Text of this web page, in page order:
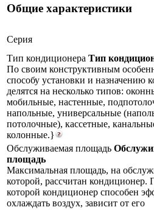
Общие характеристики
Серия
Тип кондиционера Тип
По своим конструктивным
способу установки и назначению
делятся на несколько типов:
мобильные, настенные,
напольные, универсальные
потолочные), кассетные,
колонные.}
Обслуживаемая площадь
площадь
Максимальная площадь, на
которой, рассчитан кондиционер.
которой кондиционер способен
охлаждать воздух, зависит от его